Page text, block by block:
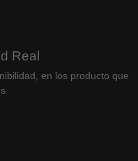
Real
en los producto que